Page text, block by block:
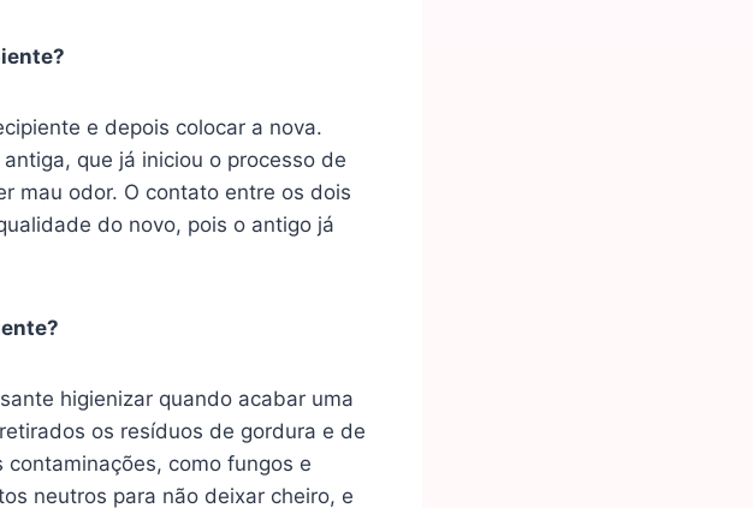
e depois colocar a nova.
que já iniciou o processo de
mau odor. O contato entre os dois
do novo, pois o antigo já
higienizar quando acabar uma
os resíduos de gordura e de
como fungos e
neutros para não deixar cheiro, e